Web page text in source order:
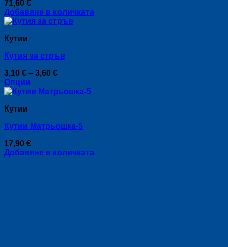
options
may
be
on
the
product
page
71,60 €
Добавяне в количката
Кутии
Кутия за стръв
3,10 € – 3,60 €Price
3,10 €
Опции
This
has
variants.
options
may
Кутии
Кутии Матрьошка-5
17,90 €
Добавяне в количката